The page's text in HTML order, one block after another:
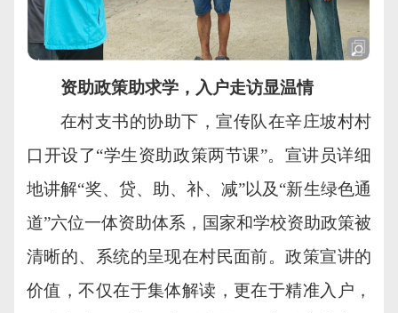
资助政策助求学，入户走访显温情
在村支书的协助下，宣传队在辛庄坡村村
口开设了“学生资助政策两节课”。宣讲员详细
地讲解“奖、贷、助、补、减”以及“新生绿色通
道”六位一体资助体系，国家和学校资助政策被
清晰的、系统的呈现在村民面前。政策宣讲的
价值，不仅在于集体解读，更在于精准入户，